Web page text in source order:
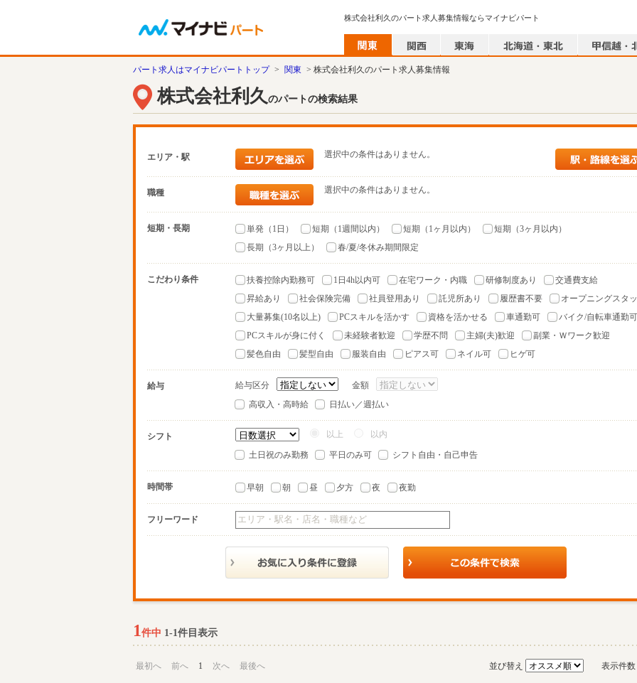
株式会社利久のパート求人募集情報ならマイナビパート
パート求人はマイナビパートトップ > 関東 > 株式会社利久のパート求人募集情報
株式会社利久のパートの検索結果
エリア・駅 選択中の条件はありません。
職種 選択中の条件はありません。
短期・長期 単発（1日） 短期（1週間以内） 短期（1ヶ月以内）
短期（3ヶ月以内）
長期（3ヶ月以上）
春/夏/冬休み期間限定
こだわり条件 扶養控除内勤務可 1日4h以内可 在宅ワーク・内職 研修制度あり
交通費支給
昇給あり
社会保険完備 社員登用あり 託児所あり 履歴書不要
オープニングスタ
大量募集(10名以上)
PCスキルを活かす 資格を活かせる 車通勤可
バイク/自転車通勤可
PCスキルが身に付く
未経験者歓迎 学歴不問 主婦(夫)歓迎
副業・Ｗワーク歓迎
髪色自由
髪型自由 服装自由 ピアス可 ネイル可 ヒゲ可
給与 給与区分
金額
高収入・高時給
日払い／週払い
シフト 以上 以内
土日祝のみ勤務 平日のみ可 シフト自由・自己申告
時間帯 早朝 朝 昼 夕方 夜 夜勤
フリーワード
1件中 1-1件目表示
最初へ 前へ 1 次へ 最後へ 並び替え 表示件数